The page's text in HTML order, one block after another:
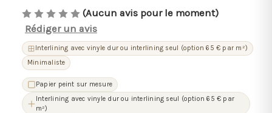
(Aucun avis pour le moment)
Rédiger un avis
Interlining avec vinyle dur ou interlining seul (option 65 € par m²)
Minimaliste
Papier peint sur mesure
Interlining avec vinyle dur ou interlining seul (option 65 € par
m²)